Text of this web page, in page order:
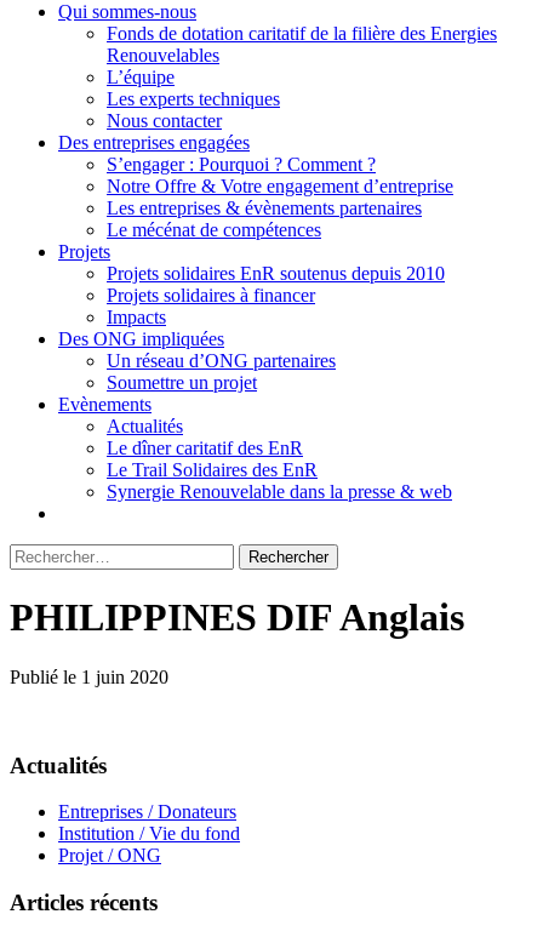
Qui sommes-nous
Fonds de dotation caritatif de la filière des Energies
Renouvelables
L’équipe
Les experts techniques
Nous contacter
Des entreprises engagées
S’engager : Pourquoi ? Comment ?
Notre Offre & Votre engagement d’entreprise
Les entreprises & évènements partenaires
Le mécénat de compétences
Projets
Projets solidaires EnR soutenus depuis 2010
Projets solidaires à financer
Impacts
Des ONG impliquées
Un réseau d’ONG partenaires
Soumettre un projet
Evènements
Actualités
Le dîner caritatif des EnR
Le Trail Solidaires des EnR
Synergie Renouvelable dans la presse & web
Rechercher :
PHILIPPINES DIF Anglais
Publié le 1 juin 2020
Actualités
Entreprises / Donateurs
Institution / Vie du fond
Projet / ONG
Articles récents